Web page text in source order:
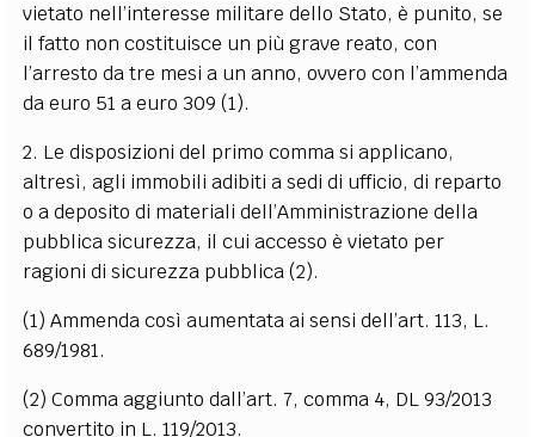
vietato nell’interesse militare dello Stato, è punito, se
il fatto non costituisce un più grave reato, con
l’arresto da tre mesi a un anno, ovvero con l’ammenda
da euro 51 a euro 309(1).
2. Le disposizioni del primo comma si applicano,
altresì, agli immobili adibiti a sedi di ufficio, di reparto
o a deposito di materiali dell’Amministrazione della
pubblica sicurezza, il cui accesso è vietato per
ragioni di sicurezza pubblica(2).
(1) Ammenda così aumentata ai sensi dell’art. 113, L.
689/1981.
(2) Comma aggiunto dall’art. 7, comma 4, DL 93/2013
convertito in L. 119/2013.